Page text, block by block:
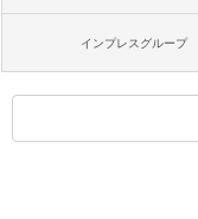
インプレスグループ